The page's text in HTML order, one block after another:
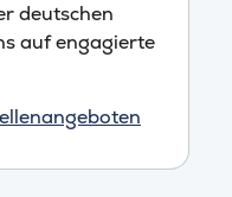
deutschen
auf engagierte